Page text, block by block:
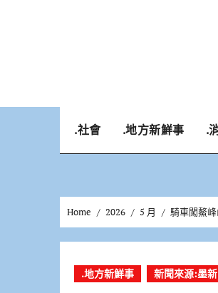
.社會 .地方新鮮事 .
Home 2026 5 月 騎車闖鰲
.地方新鮮事 新聞來源:墨